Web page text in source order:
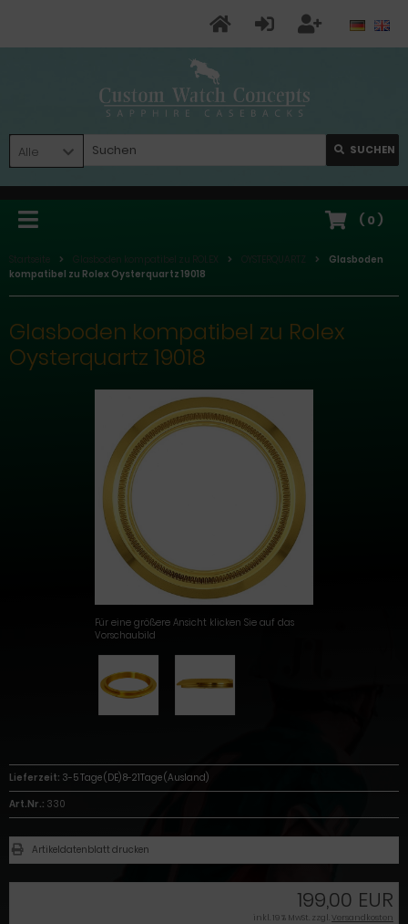
Alle SUCHEN
( 0 )
Startseite Glasboden kompatibel zu ROLEX OYSTERQUARTZ
Glasboden
kompatibel zu Rolex Oysterquartz 19018
Glasboden kompatibel zu Rolex
Oysterquartz 19018
Für eine größere Ansicht klicken Sie auf das
Vorschaubild
199,00 EUR
inkl. 19 % MwSt. zzgl.Versandkosten
Lieferzeit: 3-5 Tage (DE) 8-21Tage (Ausland)
Art.Nr.: 330
Artikeldatenblatt drucken